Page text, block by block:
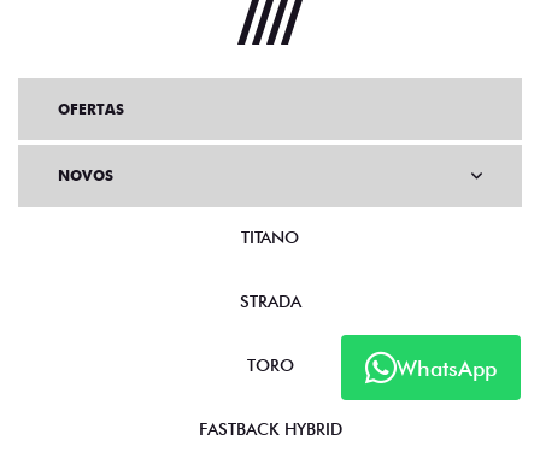
WhatsApp
OFERTAS
NOVOS
TITANO
STRADA
TORO
FASTBACK HYBRID